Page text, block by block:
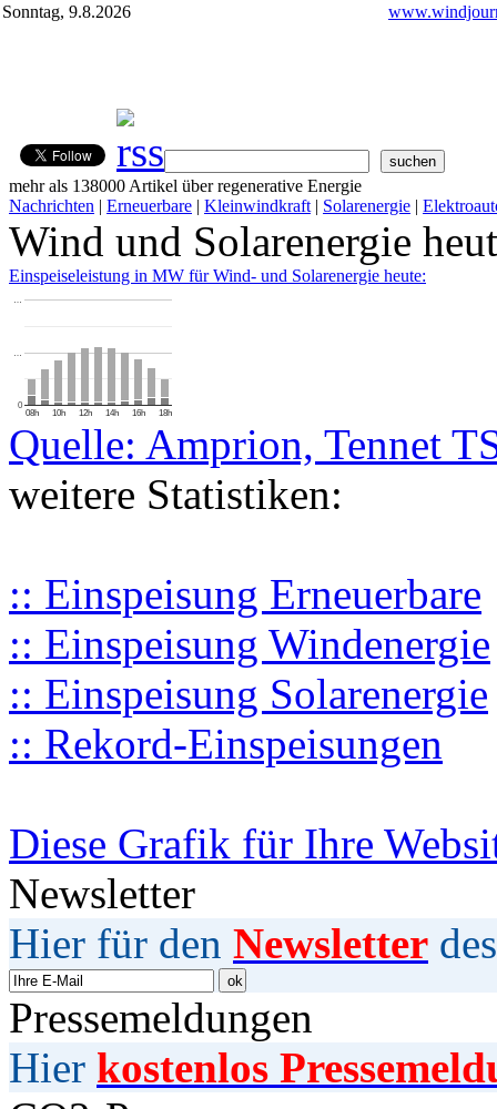
Sonntag, 9.8.2026
mehr als 138000 Artikel über regenerative Energie
Nachrichten | Erneuerbare | Kleinwindkraft | Solarenergie |
Wind und Solarenergie
Einspeiseleistung in MW für Wind- und Solarenergie heute:
08h 10h 12h 14h 16h 18h
0
…
…
Quelle: Amprion, Tennet
weitere Statistiken:
:: Einspeisung Erneuerbare
:: Einspeisung Windenergie
:: Einspeisung Solarenergie
:: Rekord-Einspeisungen
Diese Grafik für Ihre
Newsletter
Hier für den Newsletter
Pressemeldungen
Hier kostenlos